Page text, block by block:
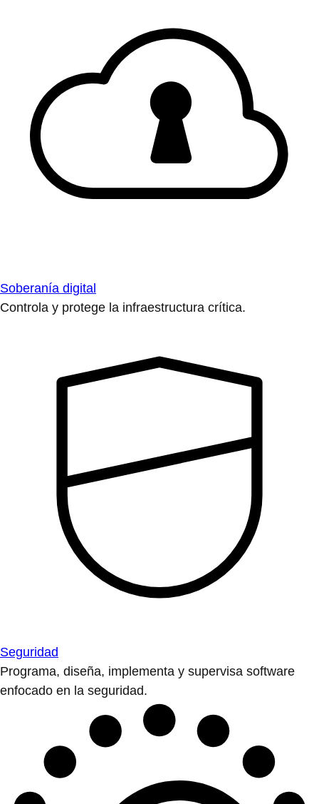
Soberanía digital
Controla y protege la infraestructura crítica.
Seguridad
Programa, diseña, implementa y supervisa software
enfocado en la seguridad.